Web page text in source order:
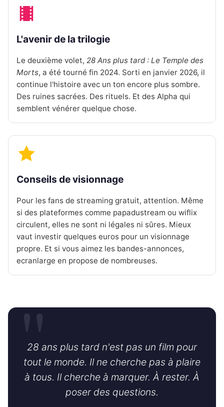
L'avenir de la trilogie
Le deuxième volet, 28 Ans plus tard : Le Temple des
Morts, a été tourné fin 2024. Sorti en janvier 2026, il
continue l'histoire avec un ton encore plus sombre.
Des ruines sacrées. Des rituels. Et des Alpha qui
semblent vénérer quelque chose.
Conseils de visionnage
Pour les fans de streaming gratuit, attention. Même
si des plateformes comme papadustream ou wiflix
circulent, elles ne sont ni légales ni sûres. Mieux
vaut investir quelques euros pour un visionnage
propre. Et si vous aimez les bandes-annonces,
ecranlarge en propose de nombreuses.
28 ans plus tard n'est pas un film pour
tout le monde. Il ne cherche pas à plaire
à tous. Il cherche à marquer. À rester. À
poser des questions.